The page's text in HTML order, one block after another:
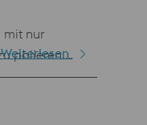
mit nur
polieren.
gute
Weiterlesen